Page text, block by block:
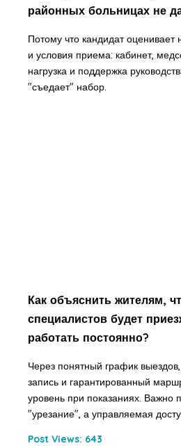
районных больницах не
Потому что кандидат оценивает
и условия приема: кабинет,
нагрузка и поддержка
"съедает" набор.
Как объяснить жителям,
специалистов будет
работать постоянно?
Через понятный график
запись и гарантированный
уровень при показаниях. Важно
"урезание", а управляемая
Post Views: 643